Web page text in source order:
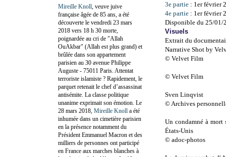
3e partie : 1er février
4e partie : 1er février
Disponible du 25/01/
Visuels
Extrait du
Narrative Shot by
© Velvet Film
© Velvet Film
Sven Linqvist
© Archives
Un condamné à
États-Unis
© adoc-photos
Mireille Knoll , veuve juive
française âgée de 85 ans, a été
découverte le vendredi 23 mars
2018 vers 18 h 30 morte,
poignardée au cri de "Allah
OuAkbar" (Allah est plus grand) et
brûlée dans son appartement
parisien au 30 avenue Philippe
Auguste - 75011 Paris. Attentat
terroriste islamiste ? Rapidement, le
parquet retenait le chef d’assassinat
antisémite. La classe politique
unanime exprimait son émotion. Le
28 mars 2018, Mireille Knoll a été
inhumée dans un cimetière parisien
en la présence notamment du
Président Emmanuel Macron et des
milliers de personnes ont participé
en France aux marches blanches à